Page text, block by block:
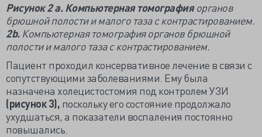
Рисунок 2 а. Компьютерная томографияорганов
брюшной полости и малого таза с контрастированием.
2b.Компьютерная томография органов брюшной
полости и малого таза с контрастированием.
Пациент проходил консервативное лечение в связи с
сопутствующими заболеваниями. Ему была
назначена холецистостомия под контролем УЗИ
(рисунок 3), поскольку его состояние продолжало
ухудшаться, а показатели воспаления постоянно
повышались.